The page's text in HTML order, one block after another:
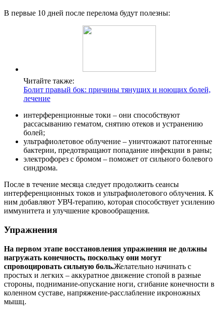
В первые 10 дней после перелома будут полезны:
Читайте также:
Болит правый бок: причины тянущих и ноющих болей,
лечение
интерференционные токи – они способствуют
рассасыванию гематом, снятию отеков и устранению
болей;
ультрафиолетовое облучение – уничтожают патогенные
бактерии, предотвращают попадание инфекции в раны;
электрофорез с бромом – поможет от сильного болевого
синдрома.
После в течение месяца следует продолжить сеансы
интерференционных токов и ультрафиолетового облучения. К
ним добавляют УВЧ-терапию, которая способствует усилению
иммунитета и улучшение кровообращения.
Упражнения
На первом этапе восстановления упражнения не должны
нагружать конечность, поскольку они могут
спровоцировать сильную боль.Желательно начинать с
простых и легких – аккуратное движение стопой в разные
стороны, поднимание-опускание ноги, сгибание конечности в
коленном суставе, напряжение-расслабление икроножных
мышц.